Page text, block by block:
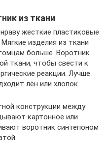
из ткани
жесткие пластиковые
изделия из ткани
больше. Воротник
ткани, чтобы свести к
реакции. Лучше
лён или хлопок.
конструкции между
картонное или
воротник синтепоном